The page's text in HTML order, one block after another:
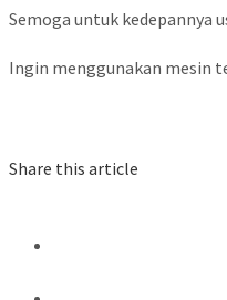
Semoga untuk kedepannya
Ingin menggunakan mesin
Share this article